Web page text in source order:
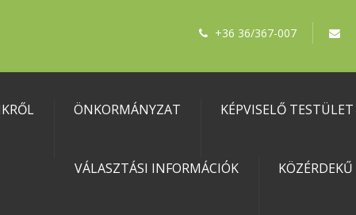
+36 36/367-007
ÖNKORMÁNYZAT KÉPVISELŐ TESTÜLET
VÁLASZTÁSI INFORMÁCIÓK